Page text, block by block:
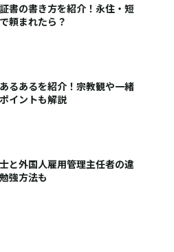
書の書き方を紹介！永住・短
頼まれたら？
るあるを紹介！宗教観や一緒
イントも解説
と外国人雇用管理主任者の違
強方法も